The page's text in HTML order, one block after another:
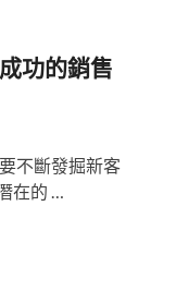
功的銷售
不斷發掘新客
在的 …